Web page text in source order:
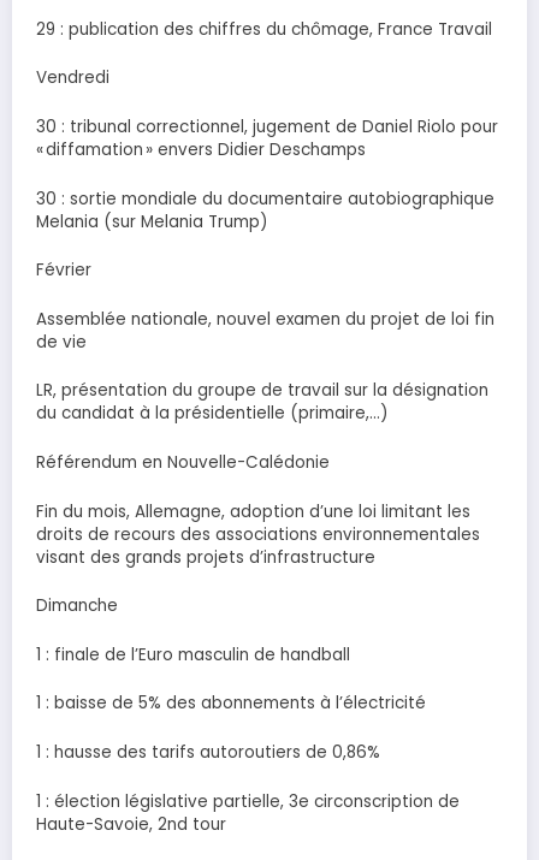
29 : publication des chiffres du chômage, France Travail
Vendredi
30 : tribunal correctionnel, jugement de Daniel Riolo pour
« diffamation » envers Didier Deschamps
30 : sortie mondiale du documentaire autobiographique
Melania (sur Melania Trump)
Février
Assemblée nationale, nouvel examen du projet de loi fin
de vie
LR, présentation du groupe de travail sur la désignation
du candidat à la présidentielle (primaire,…)
Référendum en Nouvelle-Calédonie
Fin du mois, Allemagne, adoption d’une loi limitant les
droits de recours des associations environnementales
visant des grands projets d’infrastructure
Dimanche
1 : finale de l’Euro masculin de handball
1 : baisse de 5% des abonnements à l’électricité
1 : hausse des tarifs autoroutiers de 0,86%
1 : élection législative partielle, 3e circonscription de
Haute-Savoie, 2nd tour